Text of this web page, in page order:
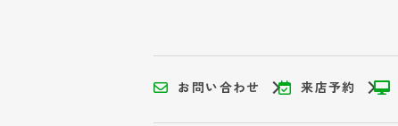
お問い合わせ 来店予約